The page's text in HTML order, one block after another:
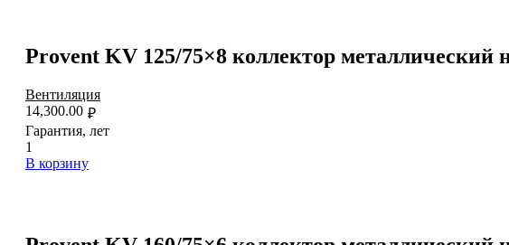
Provent KV 125/75×8 коллектор металлический
Вентиляция
₽
14,300.00
Гарантия, лет
1
В корзину